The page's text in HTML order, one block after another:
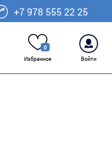
+7 978 555 22 25
0
Избранное
Войти